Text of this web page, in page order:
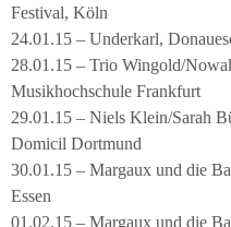
Festival, Köln
24.01.15 – Underkarl,
28.01.15 – Trio Wingold/
Musikhochschule Frankfurt
29.01.15 – Niels Klein/Sarah
Domicil Dortmund
30.01.15 – Margaux und die
Essen
01.02.15 – Margaux und die